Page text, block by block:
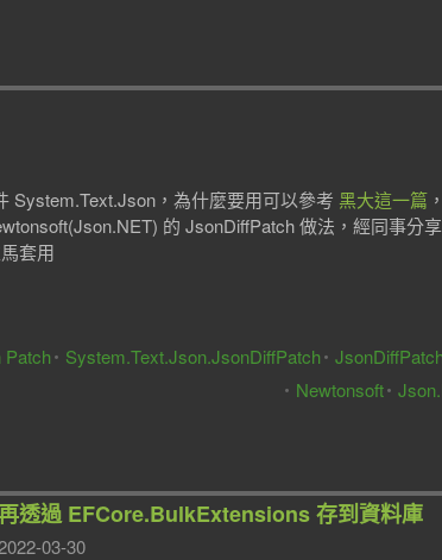
System.Text.Json，為什麼要用可以參考 黑大這一篇
的 JsonDiffPatch 做法，經同事分享
套用
Patch System.Text.Json.JsonDiffPatch
Newtonsoft
透過 EFCore.BulkExtensions 存到資料庫
03-30